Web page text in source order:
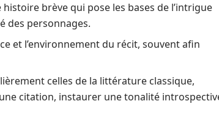
brève qui pose les bases de l’intrigue
des personnages.
et l’environnement du récit, souvent afin
celles de la littérature classique,
citation, instaurer une tonalité